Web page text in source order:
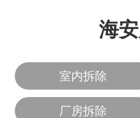
海
室内拆除
厂房拆除